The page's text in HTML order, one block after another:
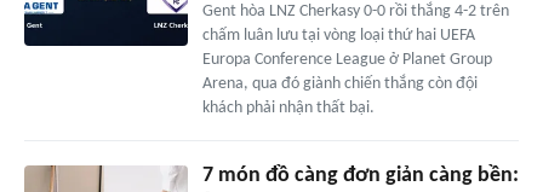
Gent hòa LNZ Cherkasy 0-0 rồi thắng 4-2 trên
chấm luân lưu tại vòng loại thứ hai UEFA
Europa Conference League ở Planet Group
Arena, qua đó giành chiến thắng còn đội
khách phải nhận thất bại.
7 món đồ càng đơn giản càng bền: